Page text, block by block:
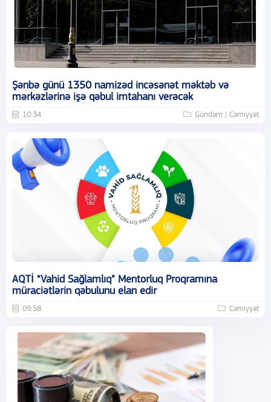
Şənbə günü 1350 namizəd incəsənət məktəb və
mərkəzlərinə işə qəbul imtahanı verəcək
10:34 Gündəm / Cəmiyyət
AQTİ “Vahid Sağlamlıq” Mentorluq Proqramına
müraciətlərin qəbulunu elan edir
09:58 Cəmiyyət